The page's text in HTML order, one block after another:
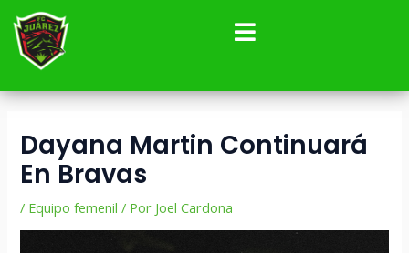
contenido
Dayana Martin Continuará
En Bravas
/ Equipo femenil / Por Joel Cardona
Navegación
de
entradas